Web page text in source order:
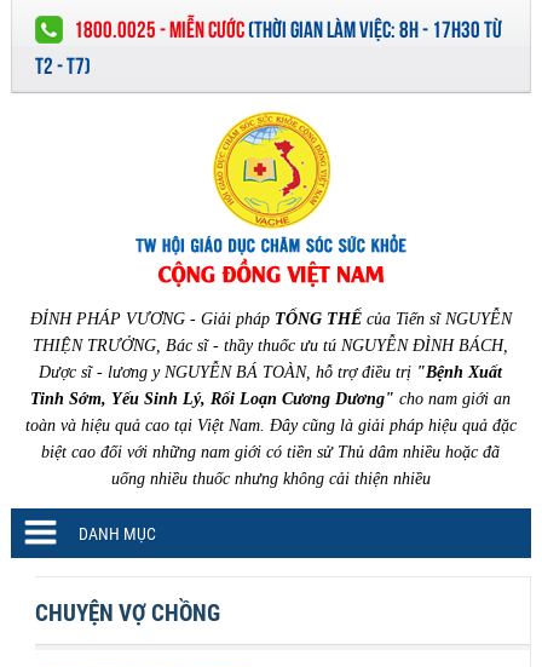
1800.0025 - MIỄN CƯỚC(THỜI GIAN LÀM VIỆC:8H - 17H30 TỪ
T2 - T7)
ĐỈNH PHÁP VƯƠNG - Giải pháp TỔNG THỂcủa Tiến sĩ NGUYỄN
THIỆN TRƯỞNG, Bác sĩ - thầy thuốc ưu tú NGUYỄN ĐÌNH BÁCH,
Dược sĩ - lương y NGUYỄN BÁ TOÀN, hỗ trợ điều trị "Bệnh Xuất
Tinh Sớm, Yếu Sinh Lý, Rối Loạn Cương Dương" cho nam giới an
toàn và hiệu quả cao tại Việt Nam. Đây cũng là giải pháp hiệu quả đặc
biệt cao đối với những nam giới có tiền sử Thủ dâm nhiều hoặc đã
uống nhiều thuốc nhưng không cải thiện nhiều
DANH MỤC
CHUYỆN VỢ CHỒNG